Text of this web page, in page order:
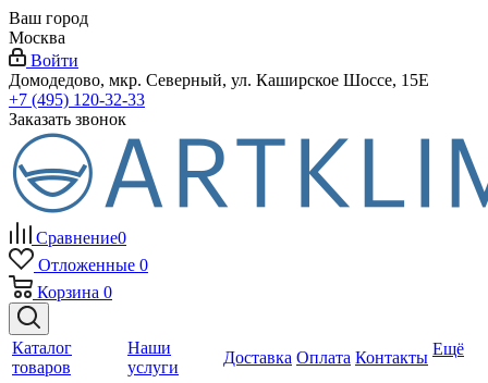
Ваш город
Москва
Войти
Домодедово, мкр. Северный, ул. Каширское Шоссе, 15Е
+7 (495) 120-32-33
Заказать звонок
Сравнение0
Отложенные 0
Корзина 0
Каталог
товаров
Наши
услуги
Доставка Оплата Контакты Ещё